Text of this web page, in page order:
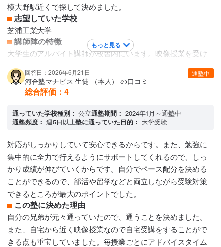
模大野駅近くで探して決めました。
志望していた学校
芝浦工業大学
講師陣の特徴
大学生のアルバイト講師が校舎内にいます。映像授業を受け
く質問しやすいですが、理系の問題の確認を文系の講師が行
うこともあり、専門的な話を聞ける、というより理解度の確
カリキュラムについて
習熟度別に分かれて映像がありました。1コマ45～90分で、映
をして講師と話して理解度を客観的に確認しました。それを
一日1~3コマほど行います。基礎的な知識の確認から受験レベ
ルまで、必要なレベルに合わせた履修が可能です。
保護者への連絡手段
電話連絡
アクセス・周りの環境
駅近くで近くに月極の駐輪場があるショッピングモールがあ
ります。
もっと見る
通塾中
回答日：2026年6月21日
河合塾マナビス 生徒 （本人） の口コミ
総合評価： 4
通っていた学校種別： 公立通塾期間： 2024年1月～通塾中
通塾頻度： 週5日以上塾に通っていた目的： 大学受験
対応がしっかりしていて安心できるからです。また、勉強に
集中的に全力で行えるようにサポートしてくれるので、しっ
かり成績が伸びていくからです。自分でペース配分を決める
ことができるので、部活や留学などと両立しながら受験対策
できるところが最大のポイントでした。
この塾に決めた理由
自分の兄弟が元々通っていたので、通うことを決めました。
また、自宅から近く映像授業なので自宅受講をすることがで
きる点も重宝していました。毎授業ごとにアドバイスタイム